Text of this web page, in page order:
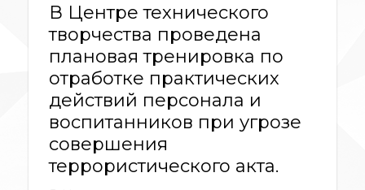
В Центре технического
творчества проведена
плановая тренировка по
отработке практических
действий персонала и
воспитанников при угрозе
совершения
террористического акта.